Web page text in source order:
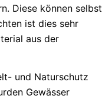
Diese können selbst
ist dies sehr
aus der
und Naturschutz
Gewässer